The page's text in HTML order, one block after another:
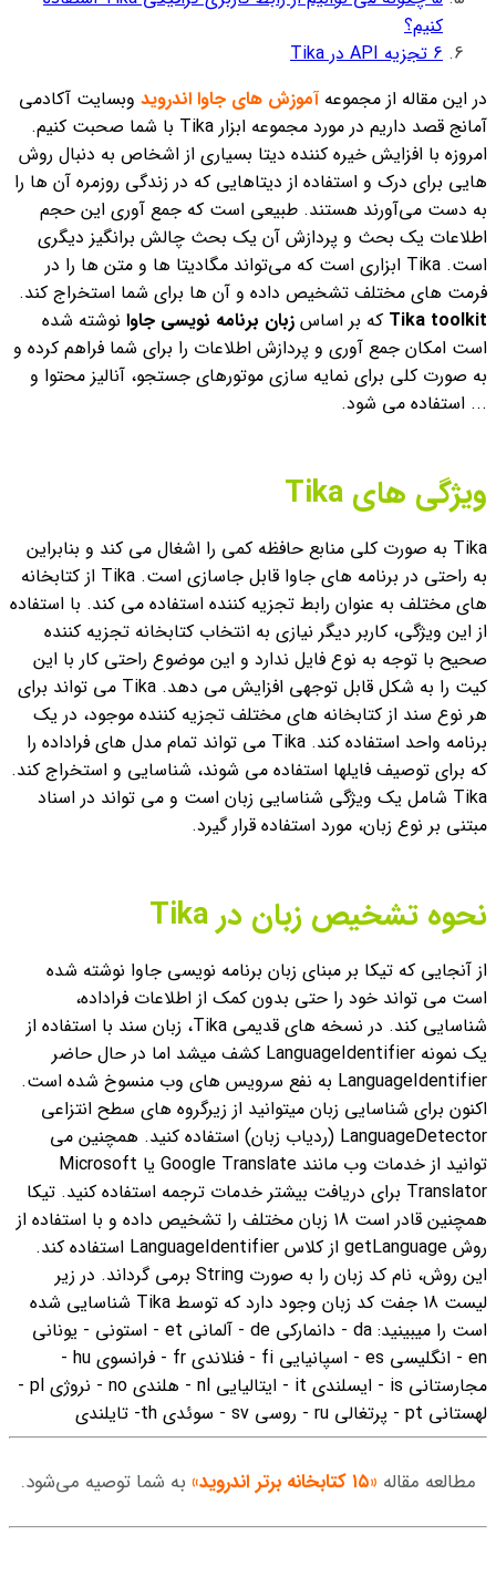
کنیم؟
6 تجزیه API در Tika
در این مقاله از مجموعه آموزش های جاوا اندروید وبسایت آکادمی
آمانج قصد داریم در مورد مجموعه ابزار Tika با شما صحبت کنیم.
امروزه با افزایش خیره کننده دیتا بسیاری از اشخاص به دنبال روش
هایی برای درک و استفاده از دیتاهایی که در زندگی روزمره آن ها را
به دست می‌آورند هستند. طبیعی است که جمع آوری این حجم
اطلاعات یک بحث و پردازش آن یک بحث چالش برانگیز دیگری
است.
Tika ابزاری است که می‌تواند مگادیتا ها و متن ها را در
فرمت های مختلف تشخیص داده و آن ها برای شما استخراج کند.
Tika toolkit که بر اساس زبان برنامه نویسی جاوا نوشته شده
است امکان جمع آوری و پردازش اطلاعات را برای شما فراهم کرده و
به صورت کلی برای نمایه سازی موتورهای جستجو، آنالیز محتوا و
... استفاده می شود.
ویژگی های Tika
Tika به صورت کلی منابع حافظه کمی را اشغال می کند و بنابراین
به راحتی در برنامه های جاوا قابل جاسازی است.
Tika از کتابخانه
های مختلف به عنوان رابط تجزیه کننده استفاده می کند. با استفاده
از این ویژگی، کاربر دیگر نیازی به انتخاب کتابخانه تجزیه کننده
صحیح با توجه به نوع فایل ندارد و این موضوع راحتی کار با این
کیت را به شکل قابل توجهی افزایش می دهد.
Tika می تواند برای
هر نوع سند از کتابخانه های مختلف تجزیه کننده موجود، در یک
برنامه واحد استفاده کند.
Tika می تواند تمام مدل های فراداده را
که برای توصیف فایل‏ها استفاده می شوند، شناسایی و استخراج کند.
Tika شامل یک ویژگی شناسایی زبان است و می تواند در اسناد
مبتنی بر نوع زبان، مورد استفاده قرار گیرد.
نحوه تشخیص زبان در Tika
از آنجایی که تیکا بر مبنای زبان برنامه نویسی جاوا نوشته شده
است می تواند خود را حتی بدون کمک از اطلاعات فراداده،
شناسایی کند. در نسخه های قدیمی Tika، زبان سند با استفاده از
یک نمونه LanguageIdentifier کشف میشد اما در حال حاضر
LanguageIdentifier به نفع سرویس های وب منسوخ شده است.
اکنون برای شناسایی زبان می‏توانید از زیرگروه های سطح انتزاعی
LanguageDetector (ردیاب زبان) استفاده کنید.
همچنین می
توانید از خدمات وب مانند Google Translate یا Microsoft
Translator برای دریافت بیشتر خدمات ترجمه استفاده کنید.
تیکا
همچنین قادر است 18 زبان مختلف را تشخیص داده و با استفاده از
روش getLanguage از کلاس LanguageIdentifier استفاده کند.
این روش، نام کد زبان را به صورت String برمی گرداند. در زیر
لیست 18 جفت کد زبان وجود دارد که توسط Tika شناسایی شده
است را میبینید: da - دانمارکی de - آلمانی
et - استونی - یونانی
en - انگلیسی
es - اسپانیایی fi - فنلاندی fr - فرانسوی
hu -
مجارستانی is - ایسلندی it - ایتالیایی nl - هلندی no - نروژی
pl -
لهستانی pt - پرتغالی ru - روسی sv - سوئدی th- تایلندی
مطالعه مقاله «۱۵ کتابخانه برتر اندروید» به شما توصیه می‌شود.